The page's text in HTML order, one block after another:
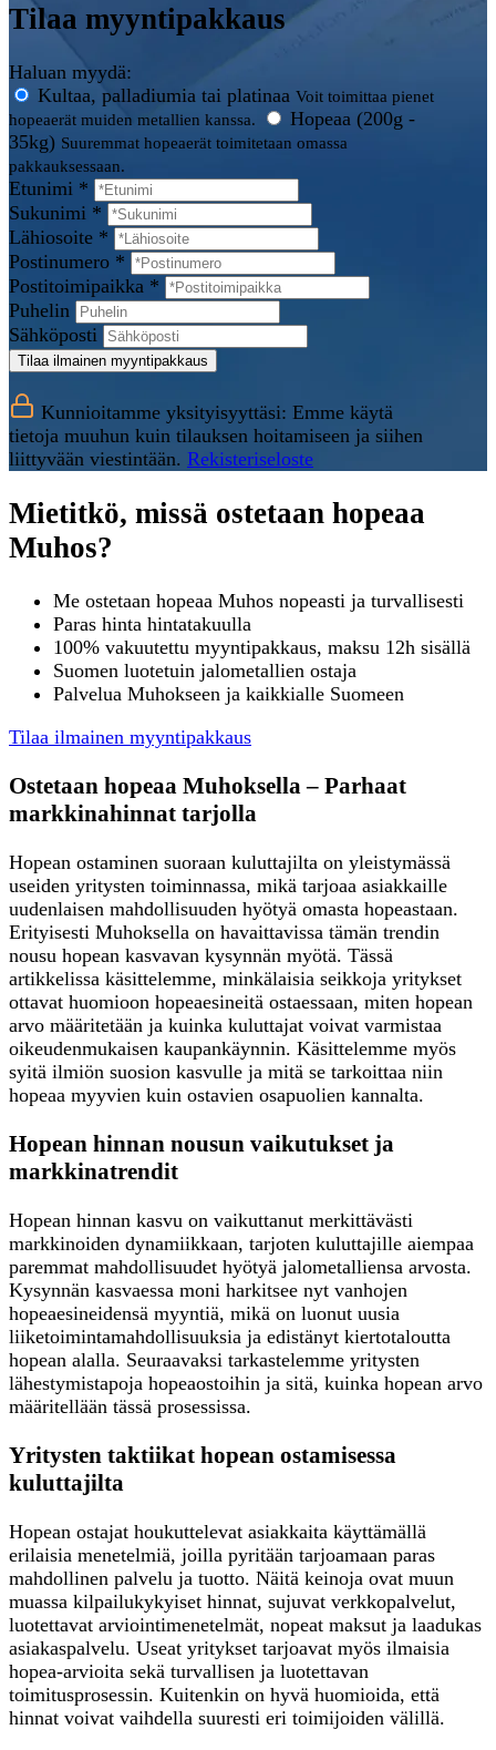
Tilaa myyntipakkaus
Haluan myydä:
Kultaa, palladiumia tai platinaa Voit toimittaa pienet
hopeaerät muiden metallien kanssa.
Hopeaa (200g -
35kg) Suuremmat hopeaerät toimitetaan omassa
pakkauksessaan.
Etunimi *
Sukunimi *
Lähiosoite *
Postinumero *
Postitoimipaikka *
Puhelin
Sähköposti
Tilaa ilmainen myyntipakkaus
Kunnioitamme yksityisyyttäsi: Emme käytä
tietoja muuhun kuin tilauksen hoitamiseen ja siihen
liittyvään viestintään. Rekisteriseloste
Mietitkö, missä ostetaan hopeaa
Muhos?
Me ostetaan hopeaa Muhos nopeasti ja turvallisesti
Paras hinta hintatakuulla
100% vakuutettu myyntipakkaus, maksu 12h sisällä
Suomen luotetuin jalometallien ostaja
Palvelua Muhokseen ja kaikkialle Suomeen
Tilaa ilmainen myyntipakkaus
Ostetaan hopeaa Muhoksella – Parhaat
markkinahinnat tarjolla
Hopean ostaminen suoraan kuluttajilta on yleistymässä
useiden yritysten toiminnassa, mikä tarjoaa asiakkaille
uudenlaisen mahdollisuuden hyötyä omasta hopeastaan.
Erityisesti Muhoksella on havaittavissa tämän trendin
nousu hopean kasvavan kysynnän myötä. Tässä
artikkelissa käsittelemme, minkälaisia seikkoja yritykset
ottavat huomioon hopeaesineitä ostaessaan, miten hopean
arvo määritetään ja kuinka kuluttajat voivat varmistaa
oikeudenmukaisen kaupankäynnin. Käsittelemme myös
syitä ilmiön suosion kasvulle ja mitä se tarkoittaa niin
hopeaa myyvien kuin ostavien osapuolien kannalta.
Hopean hinnan nousun vaikutukset ja
markkinatrendit
Hopean hinnan kasvu on vaikuttanut merkittävästi
markkinoiden dynamiikkaan, tarjoten kuluttajille aiempaa
paremmat mahdollisuudet hyötyä jalometalliensa arvosta.
Kysynnän kasvaessa moni harkitsee nyt vanhojen
hopeaesineidensä myyntiä, mikä on luonut uusia
liiketoimintamahdollisuuksia ja edistänyt kiertotaloutta
hopean alalla. Seuraavaksi tarkastelemme yritysten
lähestymistapoja hopeaostoihin ja sitä, kuinka hopean arvo
määritellään tässä prosessissa.
Yritysten taktiikat hopean ostamisessa
kuluttajilta
Hopean ostajat houkuttelevat asiakkaita käyttämällä
erilaisia menetelmiä, joilla pyritään tarjoamaan paras
mahdollinen palvelu ja tuotto. Näitä keinoja ovat muun
muassa kilpailukykyiset hinnat, sujuvat verkkopalvelut,
luotettavat arviointimenetelmät, nopeat maksut ja laadukas
asiakaspalvelu. Useat yritykset tarjoavat myös ilmaisia
hopea-arvioita sekä turvallisen ja luotettavan
toimitusprosessin. Kuitenkin on hyvä huomioida, että
hinnat voivat vaihdella suuresti eri toimijoiden välillä.